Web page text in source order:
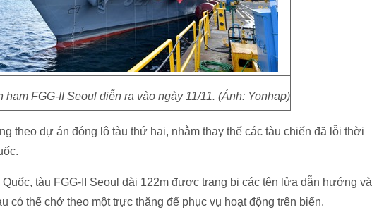
hạm FGG-II Seoul diễn ra vào ngày 11/11. (Ảnh: Yonhap)
theo dự án đóng lô tàu thứ hai, nhằm thay thế các tàu chiến đã lỗi thời
tàu FGG-II Seoul dài 122m được trang bị các tên lửa dẫn hướng và
có thể chở theo một trực thăng để phục vụ hoạt động trên biển.